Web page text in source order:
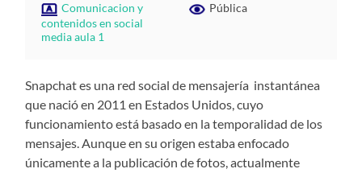
Comunicacion y
contenidos en social
media aula 1
Pública
Snapchat es una red social de mensajería instantánea
que nació en 2011 en Estados Unidos, cuyo
funcionamiento está basado en la temporalidad de los
mensajes. Aunque en su origen estaba enfocado
únicamente a la publicación de fotos, actualmente